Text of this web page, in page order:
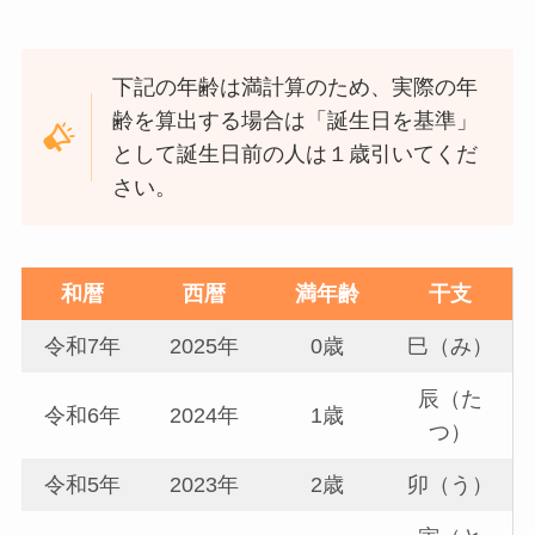
下記の年齢は満計算のため、実際の年
齢を算出する場合は「誕生日を基準」
として誕生日前の人は１歳引いてくだ
さい。
和暦 西暦 満年齢 干支
令和7年 2025年 0歳 巳（み）
令和6年 2024年 1歳
辰（た
つ）
令和5年 2023年 2歳 卯（う）